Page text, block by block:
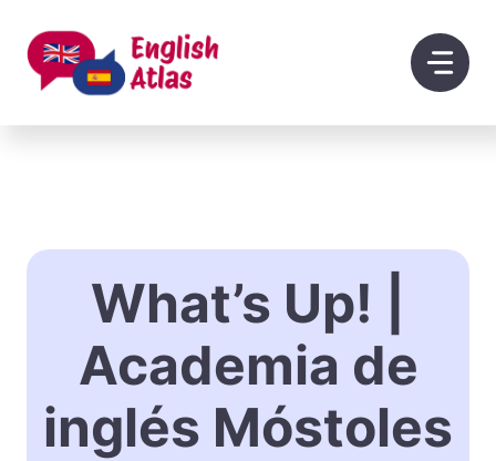
contenido
What’s Up! |
Academia de
inglés Móstoles